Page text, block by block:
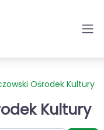
Ośrodek Kultury
Kultury